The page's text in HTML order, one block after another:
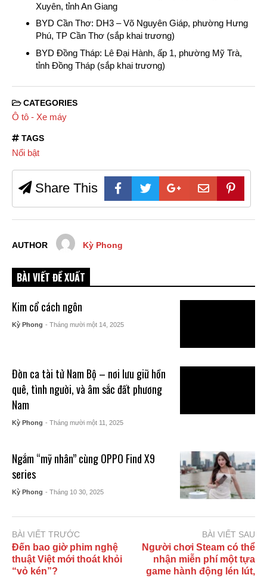
Xuyên, tỉnh An Giang
BYD Cần Thơ: DH3 – Võ Nguyên Giáp, phường Hưng
Phú, TP Cần Thơ (sắp khai trương)
BYD Đồng Tháp: Lê Đại Hành, ấp 1, phường Mỹ Trà,
tỉnh Đồng Tháp (sắp khai trương)
CATEGORIES
Ô tô - Xe máy
TAGS
Nổi bật
Share This
AUTHOR Kỳ Phong
BÀI VIẾT ĐỀ XUẤT
Kim cổ cách ngôn
Kỳ Phong - Tháng mười một 14, 2025
Đờn ca tài tử Nam Bộ – nơi lưu giữ hồn
quê, tình người, và âm sắc đất phương
Nam
Kỳ Phong - Tháng mười một 11, 2025
Ngắm “mỹ nhân” cùng OPPO Find X9
series
Kỳ Phong - Tháng 10 30, 2025
BÀI VIẾT TRƯỚC
Đến bao giờ phim nghệ
thuật Việt mới thoát khỏi
“vỏ kén”?
BÀI VIẾT SAU
Người chơi Steam có thể
nhận miễn phí một tựa
game hành động lén lút,